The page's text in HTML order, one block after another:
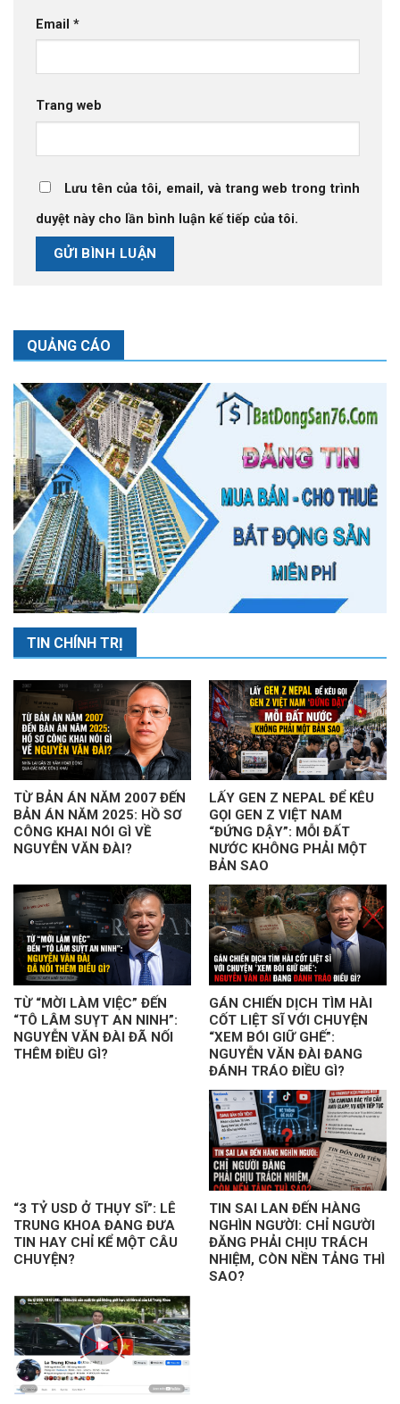
Email *
Trang web
Lưu tên của tôi, email, và trang web trong trình
duyệt này cho lần bình luận kế tiếp của tôi.
QUẢNG CÁO
TIN CHÍNH TRỊ
TỪ BẢN ÁN NĂM 2007 ĐẾN
BẢN ÁN NĂM 2025: HỒ SƠ
CÔNG KHAI NÓI GÌ VỀ
NGUYỄN VĂN ĐÀI?
LẤY GEN Z NEPAL ĐỂ KÊU
GỌI GEN Z VIỆT NAM
“ĐỨNG DẬY”: MỖI ĐẤT
NƯỚC KHÔNG PHẢI MỘT
BẢN SAO
TỪ “MỜI LÀM VIỆC” ĐẾN
“TÔ LÂM SUỴT AN NINH”:
NGUYỄN VĂN ĐÀI ĐÃ NỐI
THÊM ĐIỀU GÌ?
GÁN CHIẾN DỊCH TÌM HÀI
CỐT LIỆT SĨ VỚI CHUYỆN
“XEM BÓI GIỮ GHẾ”:
NGUYỄN VĂN ĐÀI ĐANG
ĐÁNH TRÁO ĐIỀU GÌ?
“3 TỶ USD Ở THỤY SĨ”: LÊ
TRUNG KHOA ĐANG ĐƯA
TIN HAY CHỈ KỂ MỘT CÂU
CHUYỆN?
TIN SAI LAN ĐẾN HÀNG
NGHÌN NGƯỜI: CHỈ NGƯỜI
ĐĂNG PHẢI CHỊU TRÁCH
NHIỆM, CÒN NỀN TẢNG THÌ
SAO?